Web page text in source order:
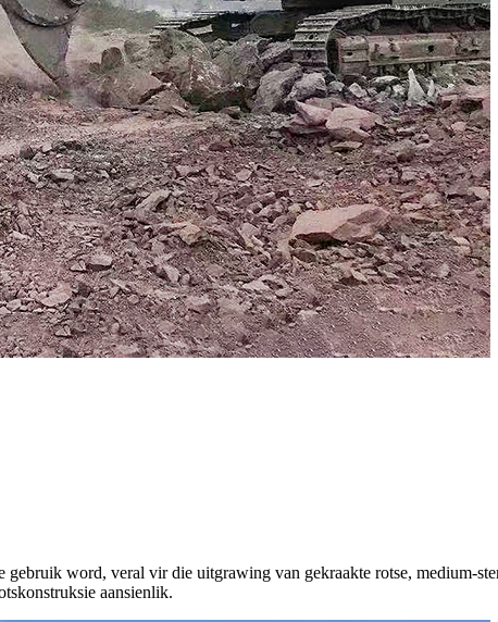
word, veral vir die uitgrawing van gekraakte rotse, medium-
aansienlik.